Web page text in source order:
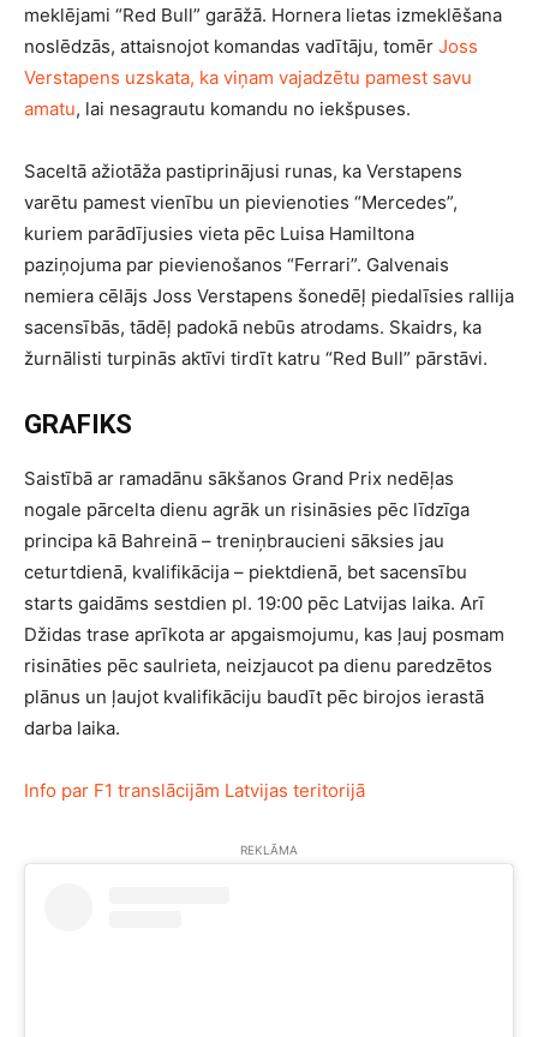
meklējami “Red Bull” garāžā. Hornera lietas izmeklēšana
noslēdzās, attaisnojot komandas vadītāju, tomēr Joss
Verstapens uzskata, ka viņam vajadzētu pamest savu
amatu, lai nesagrautu komandu no iekšpuses.
Saceltā ažiotāža pastiprinājusi runas, ka Verstapens
varētu pamest vienību un pievienoties “Mercedes”,
kuriem parādījusies vieta pēc Luisa Hamiltona
paziņojuma par pievienošanos “Ferrari”. Galvenais
nemiera cēlājs Joss Verstapens šonedēļ piedalīsies rallija
sacensībās, tādēļ padokā nebūs atrodams. Skaidrs, ka
žurnālisti turpinās aktīvi tirdīt katru “Red Bull” pārstāvi.
GRAFIKS
Saistībā ar ramadānu sākšanos Grand Prix nedēļas
nogale pārcelta dienu agrāk un risināsies pēc līdzīga
principa kā Bahreinā – treniņbraucieni sāksies jau
ceturtdienā, kvalifikācija – piektdienā, bet sacensību
starts gaidāms sestdien pl. 19:00 pēc Latvijas laika. Arī
Džidas trase aprīkota ar apgaismojumu, kas ļauj posmam
risināties pēc saulrieta, neizjaucot pa dienu paredzētos
plānus un ļaujot kvalifikāciju baudīt pēc birojos ierastā
darba laika.
Info par F1 translācijām Latvijas teritorijā
REKLĀMA